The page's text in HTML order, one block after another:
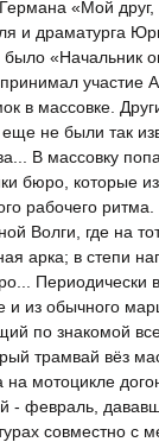
«Мой
и драматурга
«Начальник
в массовке.
не были так
В массовку
бюро, которые
рабочего
Волги, где на
арка; в степи
Периодически
и из обычного
по знакомой
трамвай вёз
на мотоцикле
- февраль,
совместно с